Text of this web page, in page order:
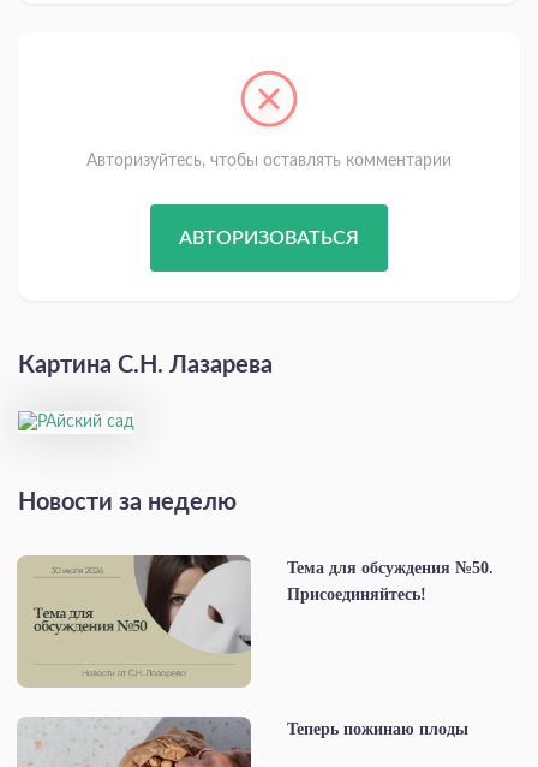
Авторизуйтесь, чтобы оставлять комментарии
АВТОРИЗОВАТЬСЯ
Картина С.Н. Лазарева
Новости за неделю
Тема для обсуждения №50.
Присоединяйтесь!
Теперь пожинаю плоды